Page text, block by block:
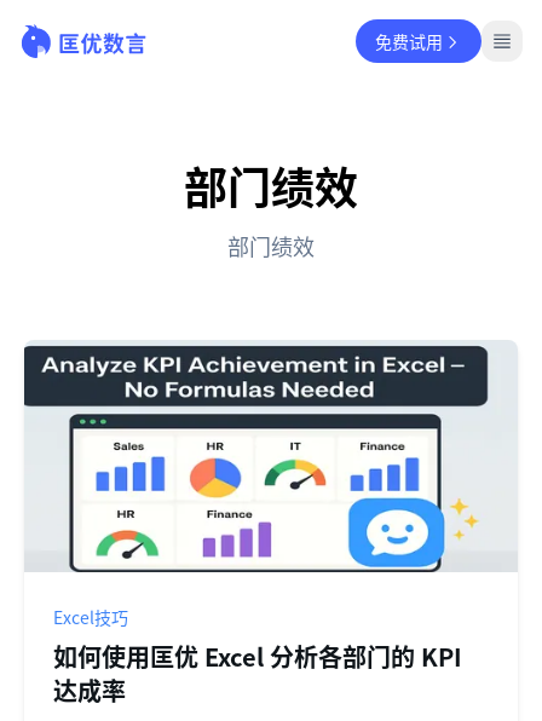
免费试用
部门绩效
部门绩效
Excel技巧
如何使用匡优 Excel 分析各部门的 KPI
达成率